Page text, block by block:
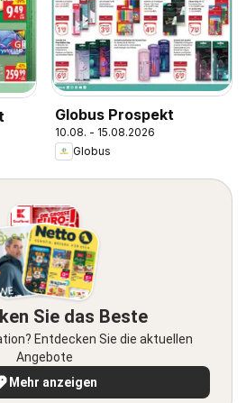
Globus Prospekt
10.08. - 15.08.2026
Globus
Sie das Beste
Entdecken Sie die aktuellen
Angebote
Mehr anzeigen